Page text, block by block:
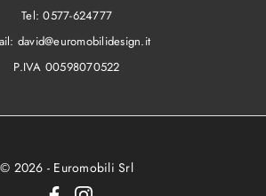
Tel:0577-624777
david@euromobilidesign.it
P.IVA 00598070522
© 2026 - Euromobili Srl